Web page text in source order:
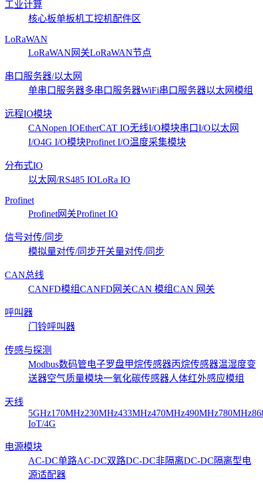
工业计算
核心板单板机工控机配件区
LoRaWAN
LoRaWAN网关LoRaWAN节点
串口服务器/以太网
单串口服务器多串口服务器WiFi串口服务器以太网模组
远程IO模块
CANopen IOEtherCAT IO无线I/O模块串口I/O以太网
I/O4G I/O模块Profinet I/O温度采集模块
分布式IO
以太网/RS485 IOLoRa IO
Profinet
Profinet网关Profinet IO
信号对传/同步
模拟量对传/同步开关量对传/同步
CAN总线
CANFD模组CANFD网关CAN 模组CAN 网关
呼叫器
门铃呼叫器
传感与探测
Modbus数码管电子罗盘甲烷传感器丙烷传感器温湿度变
送器空气质量模块一氧化碳传感器人体红外感应模组
天线
5GHz170MHz230MHz433MHz470MHz490MHz780MHz
IoT/4G
电源模块
AC-DC单路AC-DC双路DC-DC非隔离DC-DC隔离型电
源适配器